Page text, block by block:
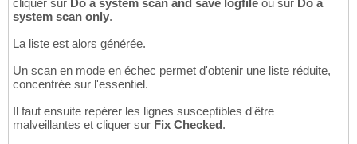
cliquer sur Do a system scan and save logfile ou sur Do a
system scan only.
La liste est alors générée.
Un scan en mode en échec permet d'obtenir une liste réduite,
concentrée sur l'essentiel.
Il faut ensuite repérer les lignes susceptibles d'être
malveillantes et cliquer sur Fix Checked.